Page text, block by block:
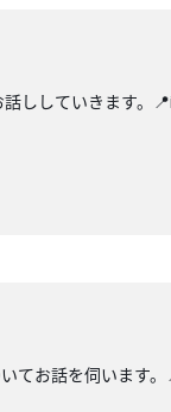
ししていきます。
てお話を伺います